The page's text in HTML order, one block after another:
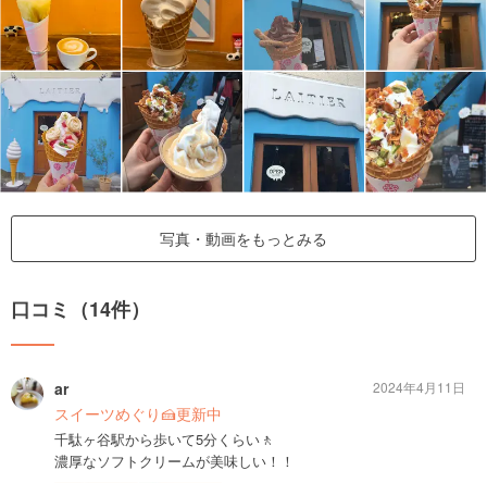
写真・動画をもっとみる
口コミ（14件）
ar
スイーツめぐり🍰更新中
千駄ヶ谷駅から歩いて5分くらい🚶
濃厚なソフトクリームが美味しい！！
2024年4月11日